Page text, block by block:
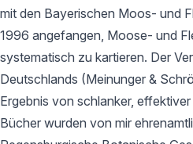
mit den Bayerischen Moos- und
1996 angefangen, Moose- und
systematisch zu kartieren. Der
Deutschlands (Meinunger &
Ergebnis von schlanker,
Bücher wurden von mir